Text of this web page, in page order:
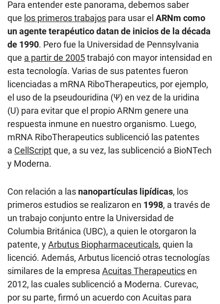
Para entender este panorama, debemos saber
que los primeros trabajos para usar el ARNm como
un agente terapéutico datan de inicios de la década
de 1990. Pero fue la Universidad de Pennsylvania
que a partir de 2005trabajó con mayor intensidad en
esta tecnología. Varias de sus patentes fueron
licenciadas a mRNA RiboTherapeutics, por ejemplo,
el uso de la pseudouridina (Ψ) en vez de la uridina
(U) para evitar que el propio ARNm genere una
respuesta inmune en nuestro organismo. Luego,
mRNA RiboTherapeutics sublicenció las patentes
a CellScriptque, a su vez, las sublicenció a BioNTech
y Moderna.
Con relación a las nanopartículas lipídicas, los
primeros estudios se realizaron en 1998, a través de
un trabajo conjunto entre la Universidad de
Columbia Británica (UBC), a quien le otorgaron la
patente, yArbutus Biopharmaceuticals, quien la
licenció. Además, Arbutus licenció otras tecnologías
similares de la empresa Acuitas Therapeuticsen
2012, las cuales sublicenció a Moderna. Curevac,
por su parte, firmó un acuerdo con Acuitas para